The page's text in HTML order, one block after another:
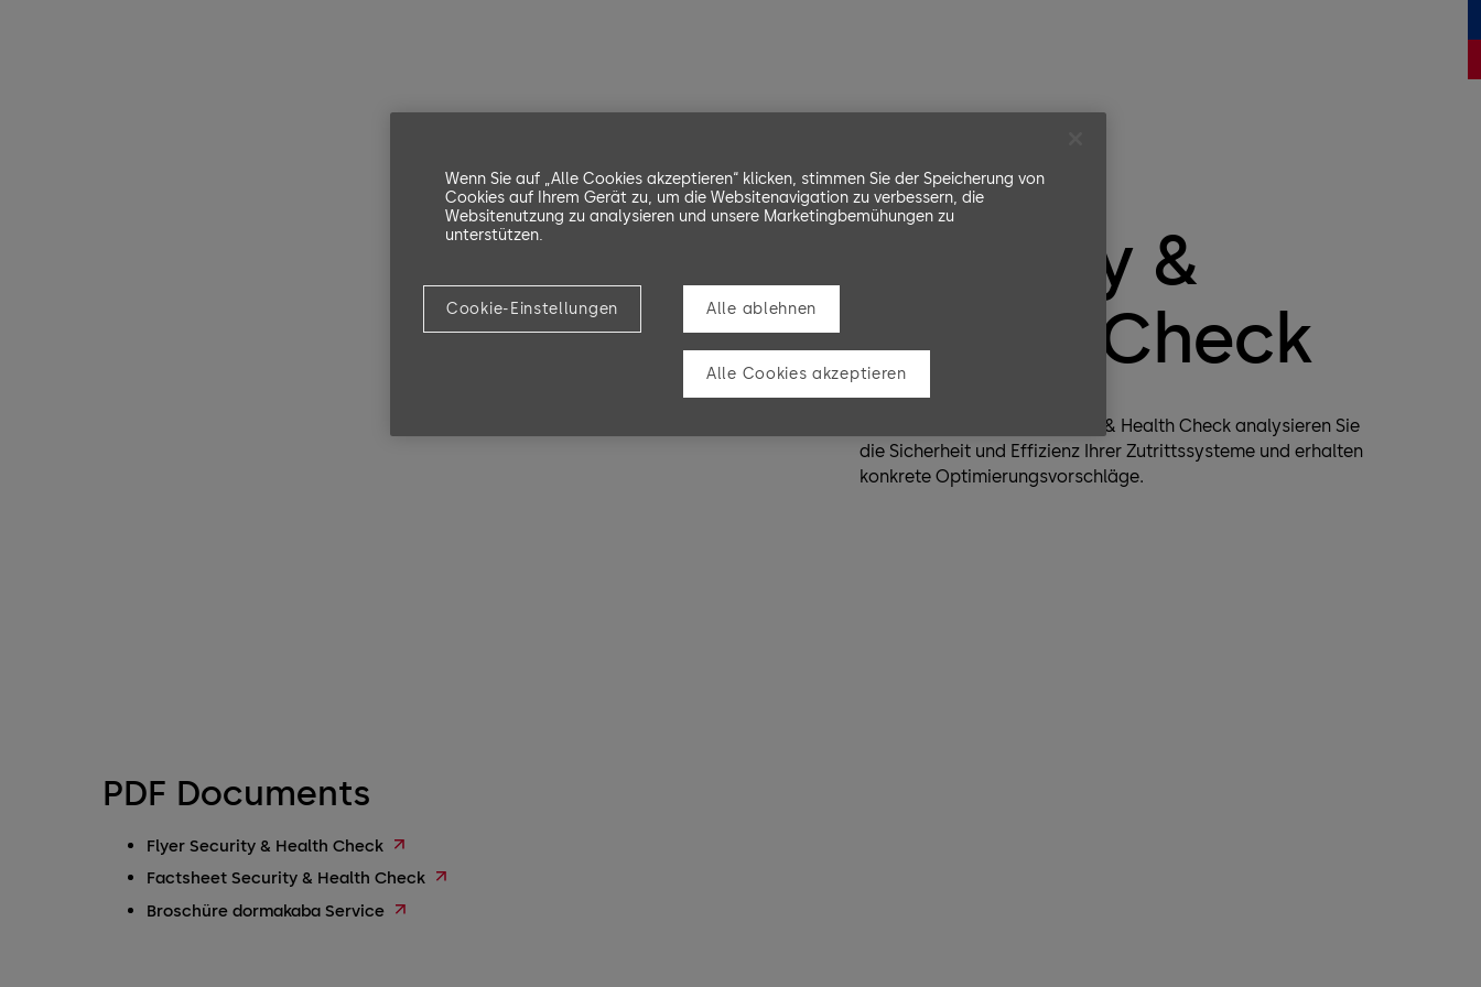
Risikobewertung
Security &
Health Check
Mit dem dormakaba Security & Health Check analysieren Sie
die Sicherheit und Effizienz Ihrer Zutrittssysteme und erhalten
konkrete Optimierungsvorschläge.
PDF Documents
Flyer Security & Health Check
Factsheet Security & Health Check
Broschüre dormakaba Service
Wenn Sie auf „Alle Cookies akzeptieren“ klicken, stimmen Sie der Speicherung von
Cookies auf Ihrem Gerät zu, um die Websitenavigation zu verbessern, die
Websitenutzung zu analysieren und unsere Marketingbemühungen zu
unterstützen.
Cookie-Einstellungen Alle ablehnen
Alle Cookies akzeptieren